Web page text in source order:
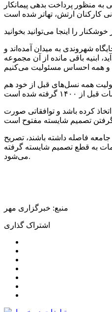
اراضی به منظور پرداخت بدهی پیمانکار
خوشکنار
قالب نقش و جایگاه شهروندی به میدان آمده‌اند و
ابنیه باقی مانده از آن مجموعه
همه نسل‌های قبل از خود هم
ارتش ممکن است تصمیماتی اتخاذ کرده باشد و توافقاتی صورت
کف جامعه فاصله داشته باشند، تصریح
به قطع تصمیم شایسته گرفته
می‌شود.
منبع: خبرگزاری مهر
اشتراک گذاری